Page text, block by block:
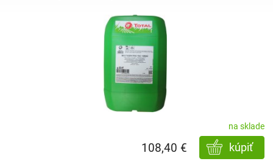
na sklade
kúpiť
108,40 €